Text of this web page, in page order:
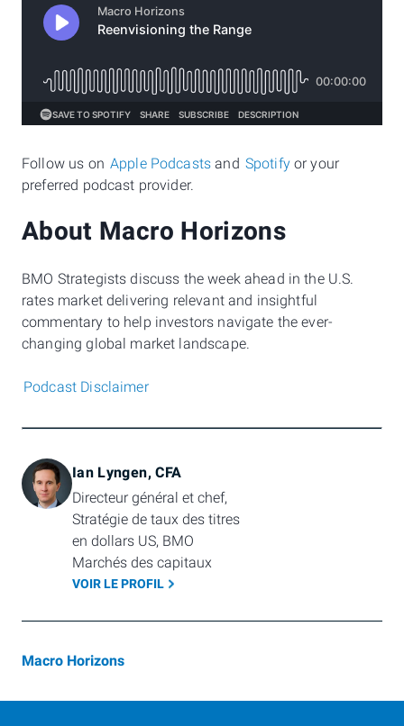
Follow us on Apple Podcastsand Spotifyor your
preferred podcast provider.
About Macro Horizons
BMO Strategists discuss the week ahead in the U.S.
rates market delivering relevant and insightful
commentary to help investors navigate the ever-
changing global market landscape.
Podcast Disclaimer
Ian Lyngen, CFA
Directeur général et chef,
Stratégie de taux des titres
en dollars US, BMO
Marchés des capitaux
VOIR LE PROFIL
Macro Horizons